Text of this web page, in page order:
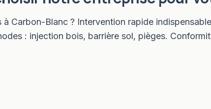
à Carbon-Blanc ? Intervention rapide
: injection bois, barrière sol, pièges.